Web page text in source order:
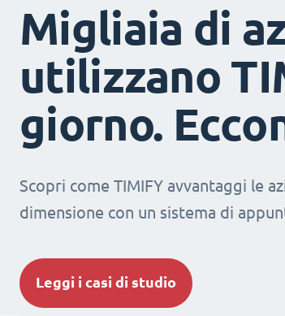
Migliaia di
utilizzano
giorno.
Scopri come TIMIFY avvantaggi le
dimensione con un sistema di
Leggi i casi di studio